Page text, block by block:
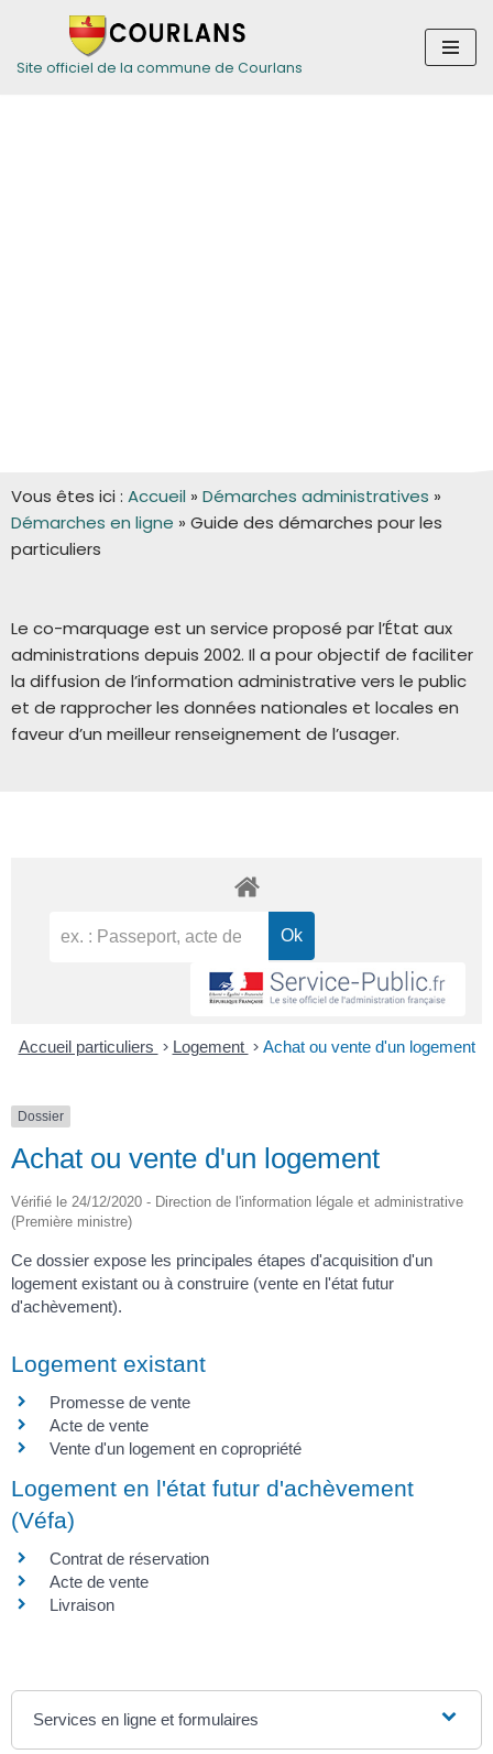
Aller
Site officiel de la commune de Courlans
Vous êtes ici : Accueil » Démarches administratives »
Démarches en ligne » Guide des démarches pour les
particuliers
Le co-marquage est un service proposé par l’État aux
administrations depuis 2002. Il a pour objectif de faciliter
la diffusion de l’information administrative vers le public
et de rapprocher les données nationales et locales en
faveur d’un meilleur renseignement de l’usager.
Accueil particuliers > Logement > Achat ou vente d'un logement
Dossier
Achat ou vente d'un logement
Vérifié le 24/12/2020 - Direction de l'information légale et administrative
(Première ministre)
Ce dossier expose les principales étapes d'acquisition d'un
logement existant ou à construire (vente en l'état futur
d'achèvement).
Logement existant
Promesse de vente
Acte de vente
Vente d'un logement en copropriété
Logement en l'état futur d'achèvement
(Véfa)
Contrat de réservation
Acte de vente
Livraison
Services en ligne et formulaires